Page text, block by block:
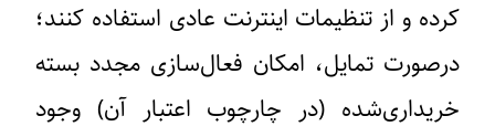
کرده و از تنظیمات اینترنت عادی استفاده کنند؛
درصورت تمایل، امکان فعال‌سازی مجدد بسته
خریداری‌شده (در چارچوب اعتبار آن) وجود